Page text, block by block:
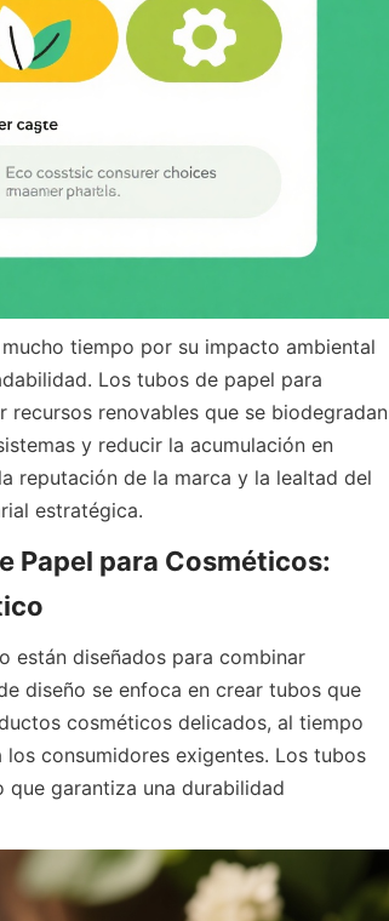
Los tubos de papel para
renovables que se biodegradan
y reducir la acumulación en
reputación de la marca y la lealtad del
estratégica.
Papel para Cosméticos:
diseño se enfoca en crear tubos que
cosméticos delicados, al tiempo
consumidores exigentes. Los tubos
garantiza una durabilidad